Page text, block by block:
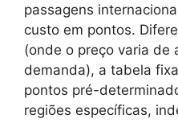
passagens
custo em pontos.
(onde o preço varia de
demanda), a tabela
pontos pré-
regiões específicas,